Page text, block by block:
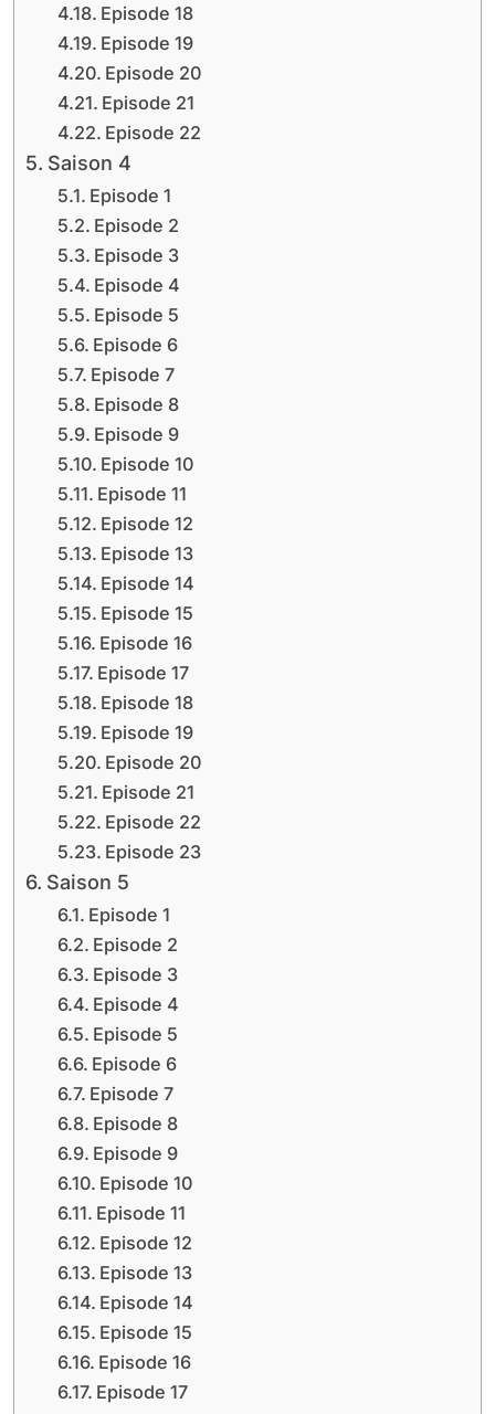
Episode 18
Episode 19
Episode 20
Episode 21
Episode 22
Saison 4
Episode 1
Episode 2
Episode 3
Episode 4
Episode 5
Episode 6
Episode 7
Episode 8
Episode 9
Episode 10
Episode 11
Episode 12
Episode 13
Episode 14
Episode 15
Episode 16
Episode 17
Episode 18
Episode 19
Episode 20
Episode 21
Episode 22
Episode 23
Saison 5
Episode 1
Episode 2
Episode 3
Episode 4
Episode 5
Episode 6
Episode 7
Episode 8
Episode 9
Episode 10
Episode 11
Episode 12
Episode 13
Episode 14
Episode 15
Episode 16
Episode 17